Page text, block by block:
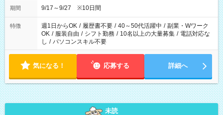
安全面に配慮しこまめな休憩があります。
期間 9/17～9/27 ※10日間
特徴 週1日からOK / 履歴書不要 / 40～50代活躍中 / 副業・Wワーク
OK / 服装自由 / シフト勤務 / 10名以上の大量募集 / 電話対応な
し / パソコンスキル不要
気になる！ 応募する 詳細へ
未読